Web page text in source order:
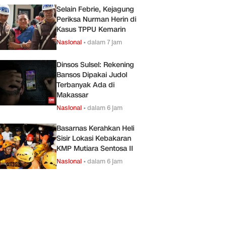
Selain Febrie, Kejagung
Periksa Nurman Herin di
Kasus TPPU Kemarin
Nasional •dalam 7 jam
Dinsos Sulsel: Rekening
Bansos Dipakai Judol
Terbanyak Ada di
Makassar
Nasional •dalam 6 jam
Basarnas Kerahkan Heli
Sisir Lokasi Kebakaran
KMP Mutiara Sentosa II
Nasional •dalam 6 jam